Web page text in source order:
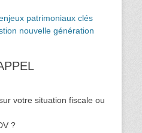
patrimoniaux clés
nouvelle génération
votre situation fiscale ou
?